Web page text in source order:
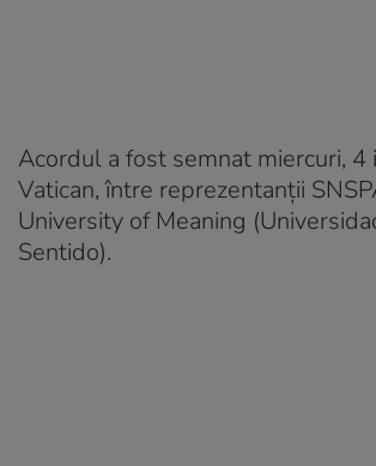
Acordul a fost semnat miercuri, 4
Vatican, între reprezentanții
University of Meaning
Sentido).